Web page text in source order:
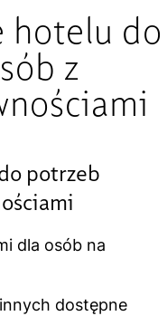
hotelu do
z
potrzeb
dla osób na
dostępne